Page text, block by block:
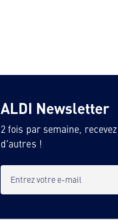
ALDI Newsletter
2 fois par semaine,
d'autres !
Entrez votre e-mail